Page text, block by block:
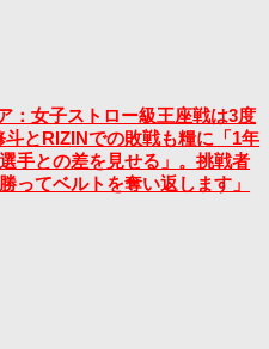
：女子ストロー級王座戦は3度
とRIZINでの敗戦も糧に「1年
手との差を見せる」。挑戦者
ってベルトを奪い返します」